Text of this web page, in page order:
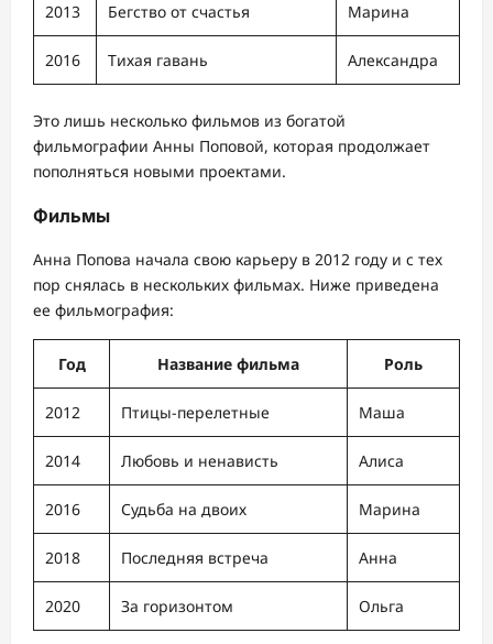
2013 Бегство от счастья Марина
2016 Тихая гавань Александра
Это лишь несколько фильмов из богатой
фильмографии Анны Поповой, которая продолжает
пополняться новыми проектами.
Фильмы
Анна Попова начала свою карьеру в 2012 году и с тех
пор снялась в нескольких фильмах. Ниже приведена
ее фильмография:
Год Название фильма Роль
2012 Птицы-перелетные Маша
2014 Любовь и ненависть Алиса
2016 Судьба на двоих Марина
2018 Последняя встреча Анна
2020 За горизонтом Ольга